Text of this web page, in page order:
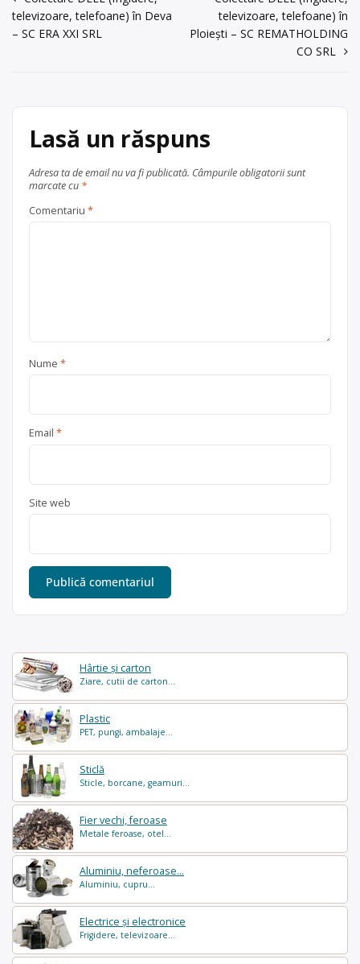
Hârtie și carton
Ziare, cutii de carton...
Plastic
PET, pungi, ambalaje...
Sticlă
Sticle, borcane, geamuri...
Fier vechi, feroase
Metale feroase, otel...
Aluminiu, neferoase...
Aluminiu, cupru...
Electrice și electronice
Frigidere, televizoare...
electrocasnice (DEEE) , în
județul Mureș
electrice, conductori și cablaje auto,
aparatură electrică, imprimante,
Centru de colectare
electrocasnice (DEEE)
, în
județul Mureș
Sângeorgiu de Mureș
Sandor, nr. 14A,
jud. Mureş
în
televizoare, telefoane) în Deva
– SC ERA XXI SRL
televizoare, telefoane) în
Ploiești – SC REMATHOLDING
CO SRL
Lasă un răspuns
Adresa ta de email nu va fi publicată. Câmpurile obligatorii sunt
marcate cu *
Comentariu *
Nume *
Email *
Site web